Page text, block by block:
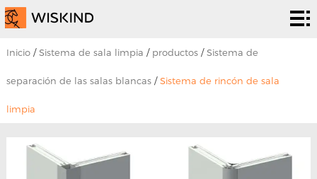
Sistema
de sala
limpia
Servicios
de la
CPE
Soluciones
soluciones
proyectos
Sobre
Inicio/Sistema de sala limpia / productos/Sistema de
separación de las salas blancas/Sistema de rincón de sala
limpia